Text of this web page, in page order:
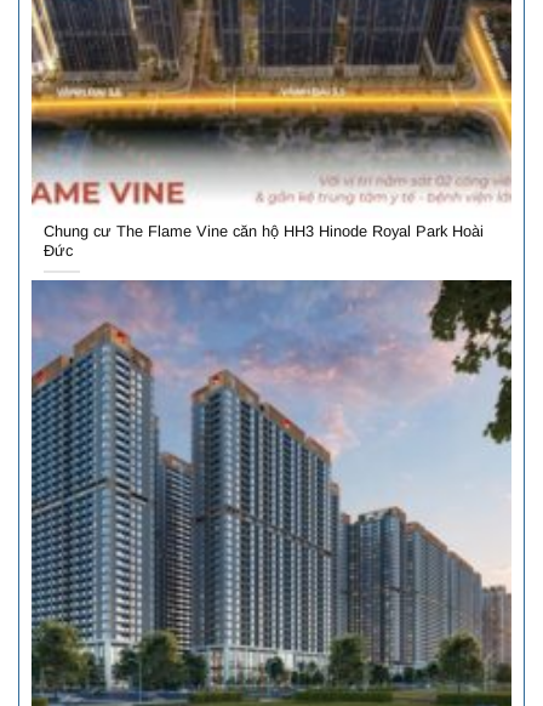
Chung cư The Flame Vine căn hộ HH3 Hinode Royal Park Hoài
Đức